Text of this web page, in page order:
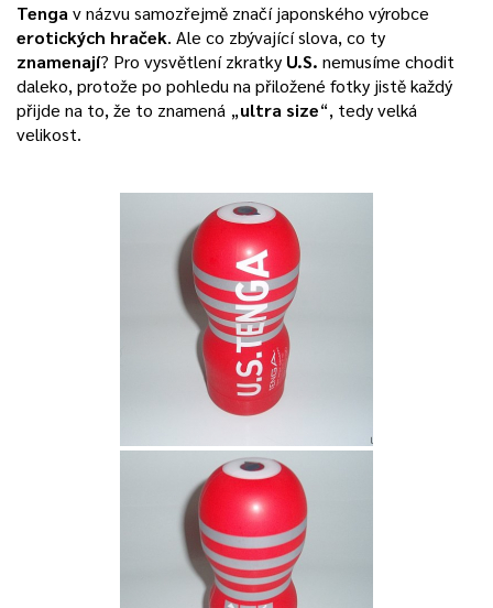
Tenga v názvu samozřejmě značí japonského výrobce
erotických hraček. Ale co zbývající slova, co ty
znamenají? Pro vysvětlení zkratky U.S. nemusíme chodit
daleko, protože po pohledu na přiložené fotky jistě každý
přijde na to, že to znamená „ultra size“, tedy velká
velikost.